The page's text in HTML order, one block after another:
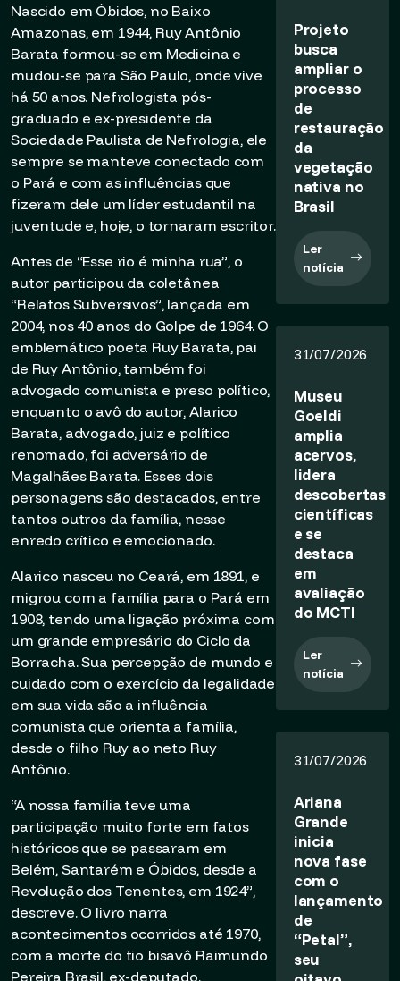
Nascido em Óbidos, no Baixo
Amazonas, em 1944, Ruy Antônio
Barata formou-se em Medicina e
mudou-se para São Paulo, onde vive
há 50 anos. Nefrologista pós-
graduado e ex-presidente da
Sociedade Paulista de Nefrologia, ele
sempre se manteve conectado com
o Pará e com as influências que
fizeram dele um líder estudantil na
juventude e, hoje, o tornaram escritor.
Antes de “Esse rio é minha rua”, o
autor participou da coletânea
“Relatos Subversivos”, lançada em
2004, nos 40 anos do Golpe de 1964. O
emblemático poeta Ruy Barata, pai
de Ruy Antônio, também foi
advogado comunista e preso político,
enquanto o avô do autor, Alarico
Barata, advogado, juiz e político
renomado, foi adversário de
Magalhães Barata. Esses dois
personagens são destacados, entre
tantos outros da família, nesse
enredo crítico e emocionado.
Alarico nasceu no Ceará, em 1891, e
migrou com a família para o Pará em
1908, tendo uma ligação próxima com
um grande empresário do Ciclo da
Borracha. Sua percepção de mundo e
cuidado com o exercício da legalidade
em sua vida são a influência
comunista que orienta a família,
desde o filho Ruy ao neto Ruy
Antônio.
“A nossa família teve uma
participação muito forte em fatos
históricos que se passaram em
Belém, Santarém e Óbidos, desde a
Revolução dos Tenentes, em 1924”,
descreve. O livro narra
acontecimentos ocorridos até 1970,
com a morte do tio bisavô Raimundo
Pereira Brasil, ex-deputado.
Projeto
busca
ampliar o
processo
de
restauração
da
vegetação
nativa no
Brasil
Ler
notícia
31/07/2026
Museu
Goeldi
amplia
acervos,
lidera
descobertas
científicas
e se
destaca
em
avaliação
do MCTI
Ler
notícia
31/07/2026
Ariana
Grande
inicia
nova fase
com o
lançamento
de
“Petal”,
seu